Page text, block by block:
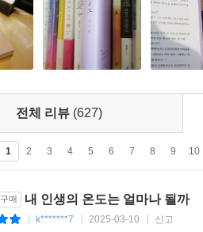
전체 리뷰 (627)
1 2 3 4 5 6 7 8 9 10
구매 내 인생의 온도는 얼마나 될까
k*******7 2025-03-10 신고